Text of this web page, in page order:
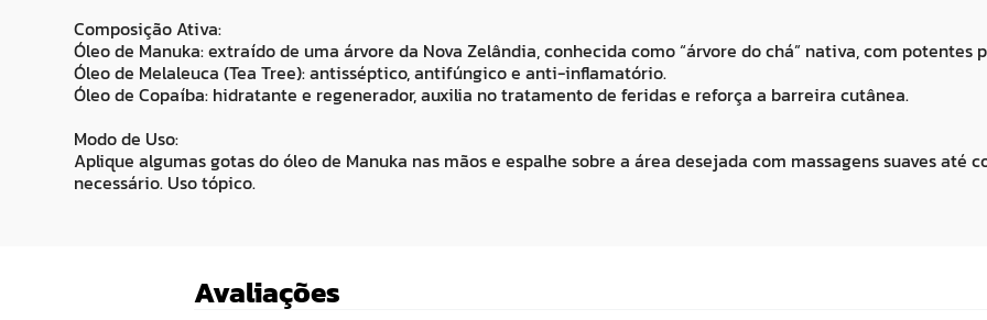
Composição Ativa:
Óleo de Manuka: extraído de uma árvore da Nova Zelândia, conhecida como “árvore do chá” nativa, com potentes
Óleo de Melaleuca (Tea Tree): antisséptico, antifúngico e anti-inflamatório.
Óleo de Copaíba: hidratante e regenerador, auxilia no tratamento de feridas e reforça a barreira cutânea.
Modo de Uso:
Aplique algumas gotas do óleo de Manuka nas mãos e espalhe sobre a área desejada com massagens suaves até
necessário. Uso tópico.
Avaliações